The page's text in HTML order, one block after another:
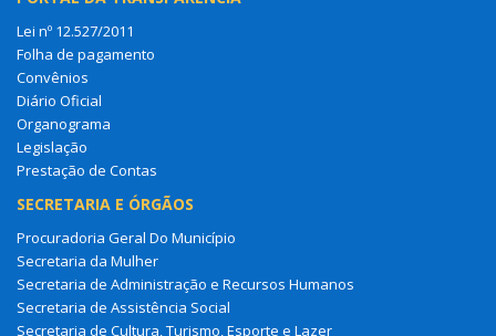
Lei nº 12.527/2011
Folha de pagamento
Convênios
Diário Oficial
Organograma
Legislação
Prestação de Contas
SECRETARIA E ÓRGÃOS
Procuradoria Geral Do Município
Secretaria da Mulher
Secretaria de Administração e Recursos Humanos
Secretaria de Assistência Social
Secretaria de Cultura, Turismo, Esporte e Lazer